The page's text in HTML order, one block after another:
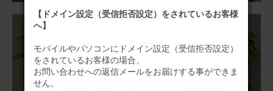
ブルーミーユーザーさん 50代
用途：
お悔やみ
【ドメイン設定（受信拒否設定）をされているお客様
へ】
モバイルやパソコンにドメイン設定（受信拒否設定）
をされているお客様の場合、
お問い合わせへの返信メールをお届けする事ができま
せん。